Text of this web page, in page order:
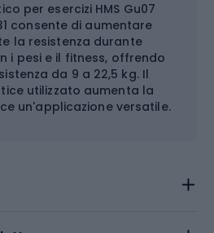
per esercizi HMS Gu07
consente di aumentare
la resistenza durante
i pesi e il fitness, offrendo
da 9 a 22,5 kg. Il
utilizzato aumenta la
un'applicazione versatile.